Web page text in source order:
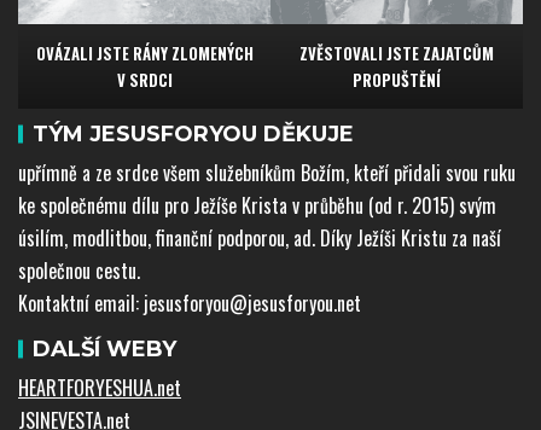
OVÁZALI JSTE RÁNY ZLOMENÝCH
V SRDCI
ZVĚSTOVALI JSTE ZAJATCŮM
PROPUŠTĚNÍ
TÝM JESUSFORYOU DĚKUJE
upřímně a ze srdce všem služebníkům Božím, kteří přidali svou ruku
ke společnému dílu pro Ježíše Krista v průběhu (od r. 2015) svým
úsilím, modlitbou, finanční podporou, ad. Díky Ježíši Kristu za naší
společnou cestu.
Kontaktní email: jesusforyou@jesusforyou.net
DALŠÍ WEBY
HEARTFORYESHUA.net
JSINEVESTA.net